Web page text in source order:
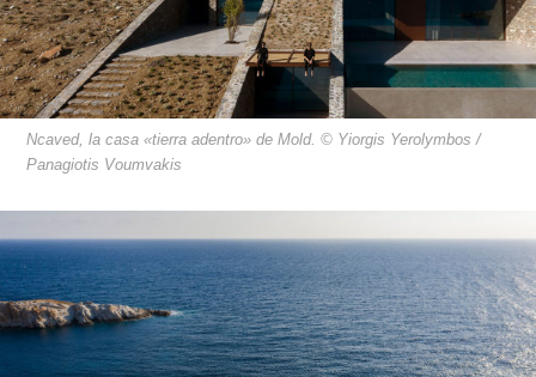
Ncaved, la casa «tierra adentro» de Mold. © Yiorgis Yerolymbos /
Panagiotis Voumvakis